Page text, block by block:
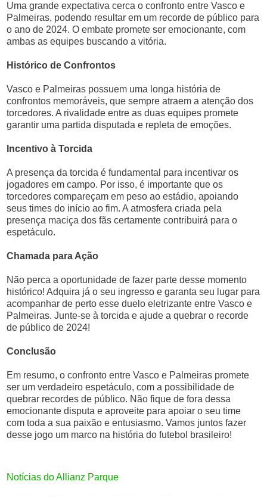
Uma grande expectativa cerca o confronto entre Vasco e
Palmeiras, podendo resultar em um recorde de público para
o ano de 2024. O embate promete ser emocionante, com
ambas as equipes buscando a vitória.
Histórico de Confrontos
Vasco e Palmeiras possuem uma longa história de
confrontos memoráveis, que sempre atraem a atenção dos
torcedores. A rivalidade entre as duas equipes promete
garantir uma partida disputada e repleta de emoções.
Incentivo à Torcida
A presença da torcida é fundamental para incentivar os
jogadores em campo. Por isso, é importante que os
torcedores compareçam em peso ao estádio, apoiando
seus times do início ao fim. A atmosfera criada pela
presença maciça dos fãs certamente contribuirá para o
espetáculo.
Chamada para Ação
Não perca a oportunidade de fazer parte desse momento
histórico! Adquira já o seu ingresso e garanta seu lugar para
acompanhar de perto esse duelo eletrizante entre Vasco e
Palmeiras. Junte-se à torcida e ajude a quebrar o recorde
de público de 2024!
Conclusão
Em resumo, o confronto entre Vasco e Palmeiras promete
ser um verdadeiro espetáculo, com a possibilidade de
quebrar recordes de público. Não fique de fora dessa
emocionante disputa e aproveite para apoiar o seu time
com toda a sua paixão e entusiasmo. Vamos juntos fazer
desse jogo um marco na história do futebol brasileiro!
Notícias do Allianz Parque